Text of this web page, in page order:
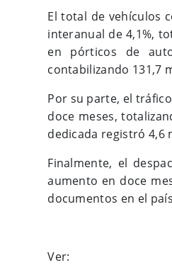
El total de vehículos
interanual de 4,1%,
en pórticos de
contabilizando 131,7
Por su parte, el
doce meses,
dedicada registró 4,6
Finalmente, el
aumento en doce
documentos en el
Ver: